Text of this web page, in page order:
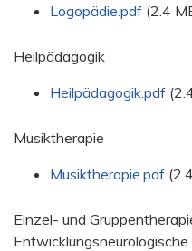
Logopädie.pdf (2.4
Heilpädagogik
Heilpädagogik.pdf
Musiktherapie
Musiktherapie.pdf
Einzel- und